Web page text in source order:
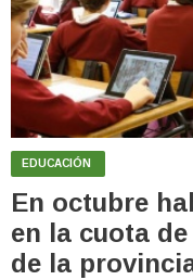
EDUCACIÓN
En octubre
en la cuota
de la